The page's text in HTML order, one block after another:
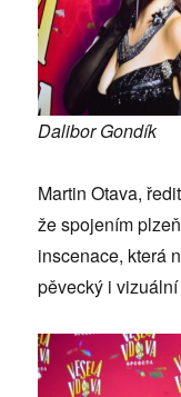
Dalibor Gondík
Martin Otava,
že spojením
inscenace, která
pěvecký i